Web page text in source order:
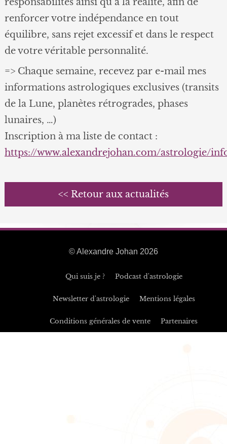
renforcer votre indépendance en tout
équilibre, sans rejet excessif et dans le respect
de votre véritable personnalité.
=> Chaque semaine, recevez par e-mail mes
informations astrologiques exclusives (transits
de la Lune, planètes rétrogrades, phases
lunaires, …)
Inscription à ma liste de contact :
https://www.alexandrejohan.com/astrologie/
<< Retour aux actualités
© Alexandre Johan 2026
Qui suis je ? Podcast d'astrologie
Newsletter d'astrologie Mentions légales
Conditions générales de vente Partenaires